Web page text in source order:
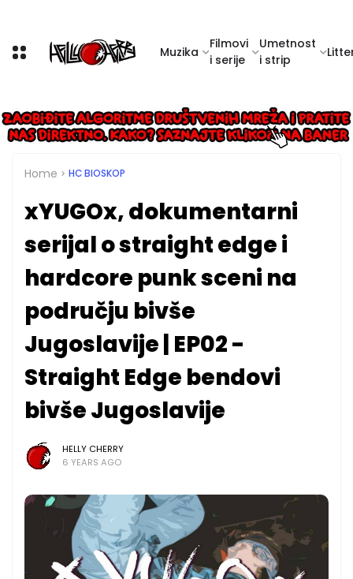
Muzika
Filmovi
i serije
Umetnost
i strip
Home HC BIOSKOP
xYUGOx, dokumentarni
serijal o straight edge i
hardcore punk sceni na
području bivše
Jugoslavije | EP02 -
Straight Edge bendovi
bivše Jugoslavije
HELLY CHERRY
6 YEARS AGO